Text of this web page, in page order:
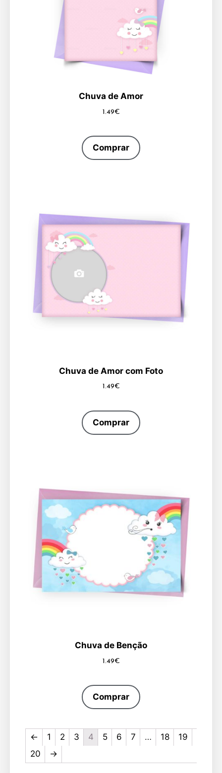
Chuva de Amor
1.49€
Comprar
Chuva de Amor com Foto
1.49€
Comprar
Chuva de Benção
1.49€
Comprar
← 1 2 3 4 5 6 7 … 18
19
20
→